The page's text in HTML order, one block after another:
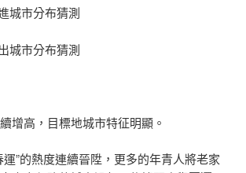
城市分布猜測
城市分布猜測
增高，目標地城市特征明顯。
運”的熱度連續晉陞，更多的年青人將老家